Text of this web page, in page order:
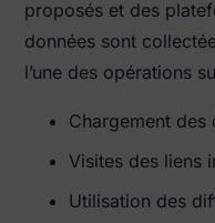
proposés et des
données sont
l’une des opérations
Chargement des
Visites des liens
Utilisation des